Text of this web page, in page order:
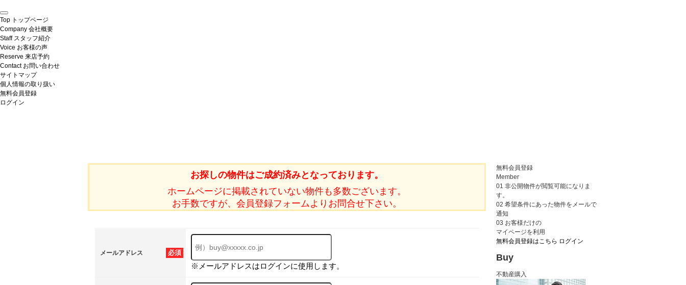
Top トップページ
Company 会社概要
Staff スタッフ紹介
Voice お客様の声
Reserve 来店予約
Contact お問い合わせ
サイトマップ
個人情報の取り扱い
無料会員登録
ログイン
お探しの物件はご成約済みとなっております。
ホームページに掲載されていない物件も多数ございます。
お手数ですが、会員登録フォームよりお問合せ下さい。
必須
メールアドレス
※メールアドレスはログインに使用します。
無料会員登録
Member
01 非公開物件が閲覧可能になりま
す。
02 希望条件にあった物件をメールで
通知
03 お客様だけの
マイページを利用
無料会員登録はこちら ログイン
Buy
不動産購入